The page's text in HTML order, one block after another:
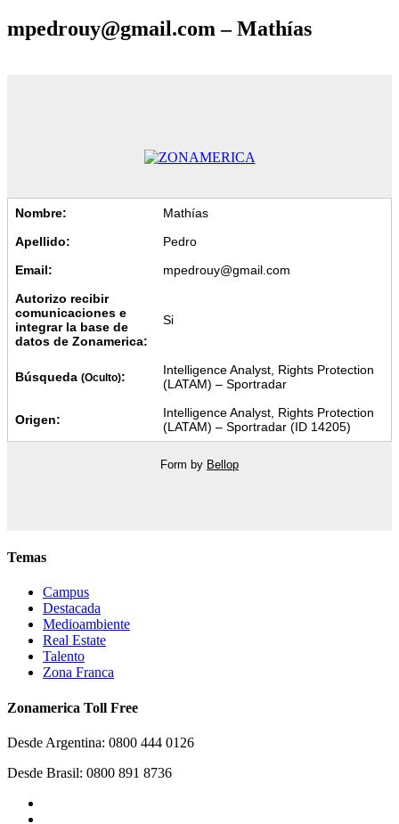
mpedrouy@gmail.com – Mathías
Nombre:
Mathías
Apellido:
Pedro
Email:
mpedrouy@gmail.com
Autorizo recibir
comunicaciones e
integrar la base de
datos de Zonamerica:
Si
Búsqueda (Oculto):
Intelligence Analyst, Rights Protection
(LATAM) – Sportradar
Origen:
Intelligence Analyst, Rights Protection
(LATAM) – Sportradar (ID 14205)
Form by Bellop
Temas
Campus
Destacada
Medioambiente
Real Estate
Talento
Zona Franca
Zonamerica Toll Free
Desde Argentina: 0800 444 0126
Desde Brasil: 0800 891 8736